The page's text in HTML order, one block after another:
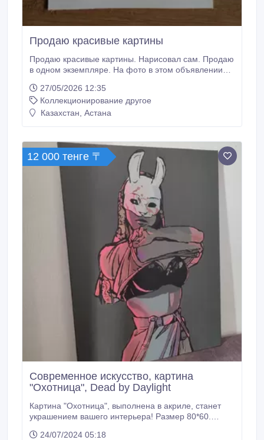
Продаю красивые картины
Продаю красивые картины. Нарисовал сам. Продаю
в одном экземпляре. На фото в этом объявлении
Нахожусь в Астане..
27/05/2026 12:35
Коллекционирование другое
Казахстан, Астана
12 000 тенге 〒
Современное искусство, картина
"Охотница", Dead by Daylight
Картина "Охотница", выполнена в акриле, станет
украшением вашего интерьера! Размер 80*60.
24/07/2024 05:18